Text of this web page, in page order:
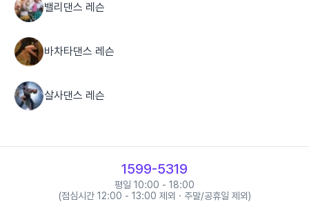
밸리댄스 레슨
바차타댄스 레슨
살사댄스 레슨
아르헨티나탱고 레슨
1599-5319
평일 10:00 - 18:00
(점심시간 12:00 - 13:00 제외 · 주말/공휴일 제외)